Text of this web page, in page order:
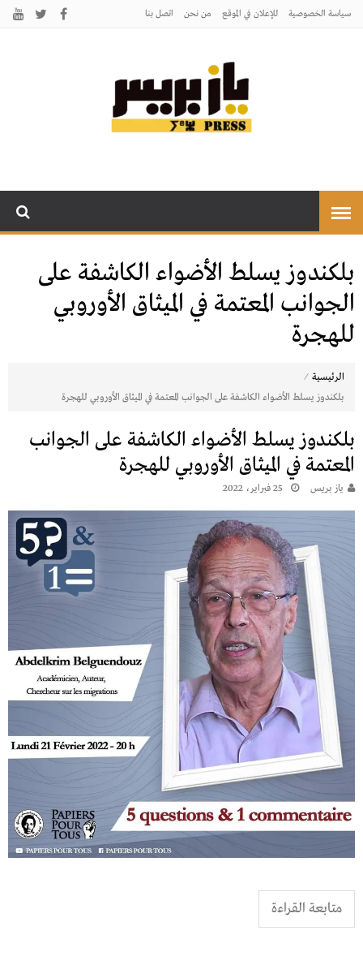
سياسة الخصوصية للإعلان في الموقع من نحن اتصل بنـا
بلكندوز يسلط الأضواء الكاشفة على
الجوانب المعتمة في الميثاق الأوروبي
للهجرة
الرئيسية ⁄
بلكندوز يسلط الأضواء الكاشفة على الجوانب المعتمة في الميثاق الأوروبي للهجرة
بلكندوز يسلط الأضواء الكاشفة على الجوانب
المعتمة في الميثاق الأوروبي للهجرة
يـاز بريـس 25 فبراير، 2022
متابعة القراءة